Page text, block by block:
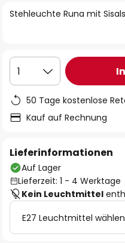
Stehleuchte Runa mit
1
50 Tage kostenlose
Kauf auf Rechnung
Lieferinformationen
Auf Lager
Lieferzeit: 1 - 4 Werktage
Kein Leuchtmittel
E27 Leuchtmittel wählen